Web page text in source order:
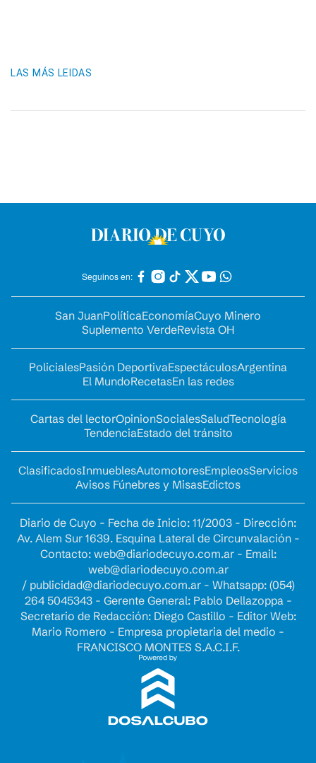
LAS MÁS LEIDAS
Seguinos en:
San JuanPolíticaEconomíaCuyo Minero
Suplemento VerdeRevista OH
PolicialesPasión DeportivaEspectáculosArgentina
El MundoRecetasEn las redes
Cartas del lectorOpinionSocialesSaludTecnología
TendenciaEstado del tránsito
ClasificadosInmueblesAutomotoresEmpleosServicios
Avisos Fúnebres y MisasEdictos
Diario de Cuyo - Fecha de Inicio: 11/2003 - Dirección:
Av. Alem Sur 1639. Esquina Lateral de Circunvalación -
Contacto: web@diariodecuyo.com.ar- Email:
web@diariodecuyo.com.ar
/ publicidad@diariodecuyo.com.ar- Whatsapp: (054)
264 5045343 - Gerente General: Pablo Dellazoppa -
Secretario de Redacción: Diego Castillo - Editor Web:
Mario Romero - Empresa propietaria del medio -
FRANCISCO MONTES S.A.C.I.F.